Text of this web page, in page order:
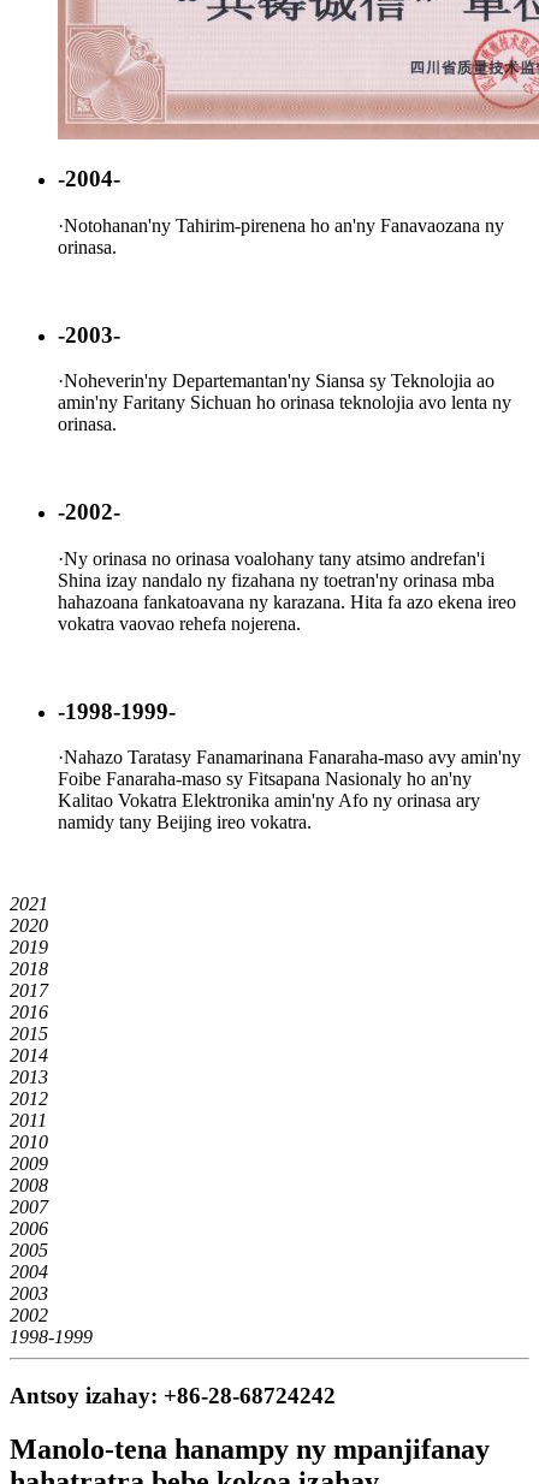
-2004-
·Notohanan'ny Tahirim-pirenena ho an'ny Fanavaozana ny
orinasa.
-2003-
·Noheverin'ny Departemantan'ny Siansa sy Teknolojia ao
amin'ny Faritany Sichuan ho orinasa teknolojia avo lenta ny
orinasa.
-2002-
·Ny orinasa no orinasa voalohany tany atsimo andrefan'i
Shina izay nandalo ny fizahana ny toetran'ny orinasa mba
hahazoana fankatoavana ny karazana. Hita fa azo ekena ireo
vokatra vaovao rehefa nojerena.
-1998-1999-
·Nahazo Taratasy Fanamarinana Fanaraha-maso avy amin'ny
Foibe Fanaraha-maso sy Fitsapana Nasionaly ho an'ny
Kalitao Vokatra Elektronika amin'ny Afo ny orinasa ary
namidy tany Beijing ireo vokatra.
2021
2020
2019
2018
2017
2016
2015
2014
2013
2012
2011
2010
2009
2008
2007
2006
2005
2004
2003
2002
1998-1999
Antsoy izahay: +86-28-68724242
Manolo-tena hanampy ny mpanjifanay